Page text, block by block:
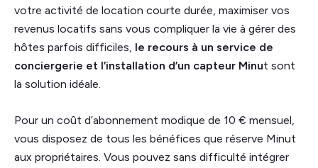
votre activité de location courte durée, maximiser vos
revenus locatifs sans vous compliquer la vie à gérer des
hôtes parfois difficiles, le recours à un service de
conciergerie et l’installation d’un capteur Minut sont
la solution idéale.
Pour un coût d’abonnement modique de 10 € mensuel,
vous disposez de tous les bénéfices que réserve Minut
aux propriétaires. Vous pouvez sans difficulté intégrer